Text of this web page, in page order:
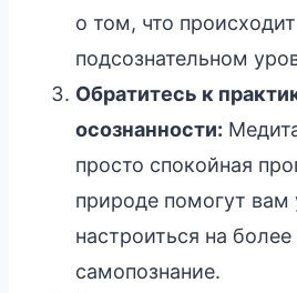
о том, что
подсознательном
Обратитесь к
осознанности:
просто спокойная
природе помогут вам
настроиться на более
самопознание.